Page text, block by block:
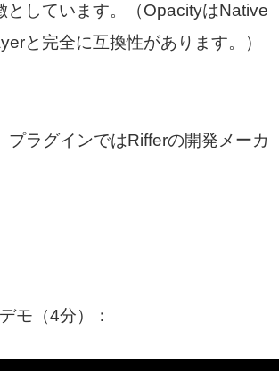
としています。（OpacityはNative
と完全に互換性があります。）
ラグインではRifferの開発メーカ
モ（4分）：